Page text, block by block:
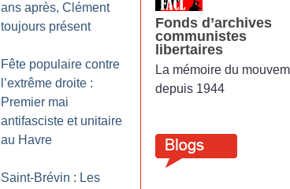
ans après, Clément
toujours présent
Fête populaire contre
l’extrême droite :
Premier mai
antifasciste et unitaire
au Havre
Saint-Brévin : Les
Fonds d’archives
communistes
libertaires
La mémoire du
depuis 1944